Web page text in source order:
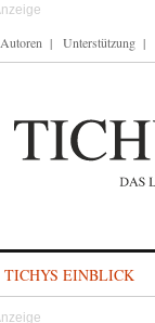
Autoren Unterstützung
TICHYS EINBLICK